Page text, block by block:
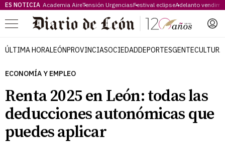
ES NOTICIA Academia AireTensión UrgenciasFestival eclipseAdelanto
Menú
ÚLTIMA HORALEÓNPROVINCIASOCIEDADDEPORTESGENTECULTURA
ECONOMÍA Y EMPLEO
Renta 2025 en León: todas las
deducciones autonómicas que
puedes aplicar